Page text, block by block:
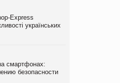
Express
українських
смартфонах:
безопасности